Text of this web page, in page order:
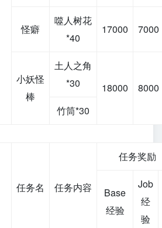
怪癖
噬人树花
*40
17000 7000
小妖怪
棒
土人之角
*30
18000
8000
竹筒*30
任务名 任务内容
任务奖励
Base
经验
Job
经
验